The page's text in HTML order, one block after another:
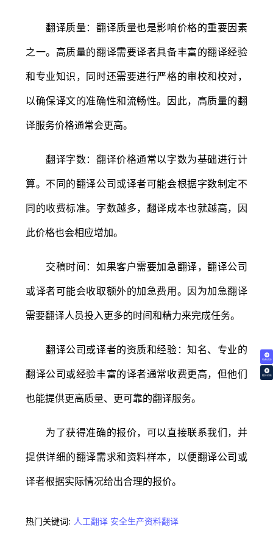
免费试译
翻译价格
翻译质量：翻译质量也是影响价格的重要因素
之一。高质量的翻译需要译者具备丰富的翻译经验
和专业知识，同时还需要进行严格的审校和校对，
以确保译文的准确性和流畅性。因此，高质量的翻
译服务价格通常会更高。
翻译字数：翻译价格通常以字数为基础进行计
算。不同的翻译公司或译者可能会根据字数制定不
同的收费标准。字数越多，翻译成本也就越高，因
此价格也会相应增加。
交稿时间：如果客户需要加急翻译，翻译公司
或译者可能会收取额外的加急费用。因为加急翻译
需要翻译人员投入更多的时间和精力来完成任务。
翻译公司或译者的资质和经验：知名、专业的
翻译公司或经验丰富的译者通常收费更高，但他们
也能提供更高质量、更可靠的翻译服务。
为了获得准确的报价，可以直接联系我们，并
提供详细的翻译需求和资料样本，以便翻译公司或
译者根据实际情况给出合理的报价。
热门关键词: 人工翻译 安全生产资料翻译